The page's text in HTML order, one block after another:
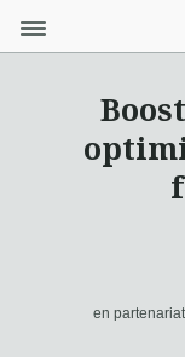
en